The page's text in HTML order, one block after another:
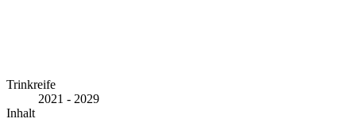
Trinkreife
2021 - 2029
Inhalt